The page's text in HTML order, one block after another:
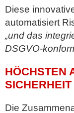
Diese
automatisiert
„und das
DSGVO-
HÖCHSTEN
Die